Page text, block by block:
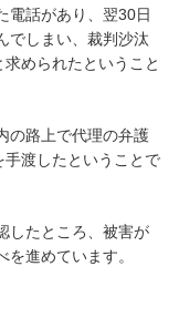
電話があり、翌30日
でしまい、裁判沙汰
められたということ
の路上で代理の弁護
渡したということで
したところ、被害が
進めています。